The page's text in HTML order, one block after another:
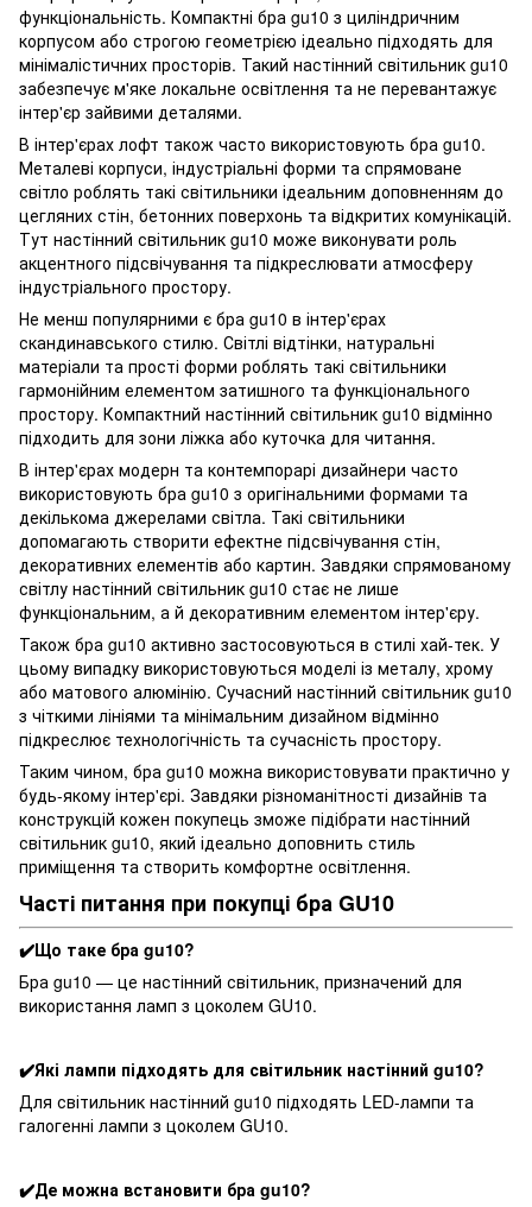
функціональність. Компактні бра gu10 з циліндричним
корпусом або строгою геометрією ідеально підходять для
мінімалістичних просторів. Такий настінний світильник gu10
забезпечує м'яке локальне освітлення та не перевантажує
інтер'єр зайвими деталями.
В інтер'єрах лофт також часто використовують бра gu10.
Металеві корпуси, індустріальні форми та спрямоване
світло роблять такі світильники ідеальним доповненням до
цегляних стін, бетонних поверхонь та відкритих комунікацій.
Тут настінний світильник gu10 може виконувати роль
акцентного підсвічування та підкреслювати атмосферу
індустріального простору.
Не менш популярними є бра gu10 в інтер'єрах
скандинавського стилю. Світлі відтінки, натуральні
матеріали та прості форми роблять такі світильники
гармонійним елементом затишного та функціонального
простору. Компактний настінний світильник gu10 відмінно
підходить для зони ліжка або куточка для читання.
В інтер'єрах модерн та контемпорарі дизайнери часто
використовують бра gu10 з оригінальними формами та
декількома джерелами світла. Такі світильники
допомагають створити ефектне підсвічування стін,
декоративних елементів або картин. Завдяки спрямованому
світлу настінний світильник gu10 стає не лише
функціональним, а й декоративним елементом інтер'єру.
Також бра gu10 активно застосовуються в стилі хай-тек. У
цьому випадку використовуються моделі із металу, хрому
або матового алюмінію. Сучасний настінний світильник gu10
з чіткими лініями та мінімальним дизайном відмінно
підкреслює технологічність та сучасність простору.
Таким чином, бра gu10 можна використовувати практично у
будь-якому інтер'єрі. Завдяки різноманітності дизайнів та
конструкцій кожен покупець зможе підібрати настінний
світильник gu10, який ідеально доповнить стиль
приміщення та створить комфортне освітлення.
Часті питання при покупці бра GU10
✔️Що таке бра gu10?
Бра gu10 — це настінний світильник, призначений для
використання ламп з цоколем GU10.
✔️Які лампи підходять для світильник настінний gu10?
Для світильник настінний gu10 підходять LED-лампи та
галогенні лампи з цоколем GU10.
✔️Де можна встановити бра gu10?